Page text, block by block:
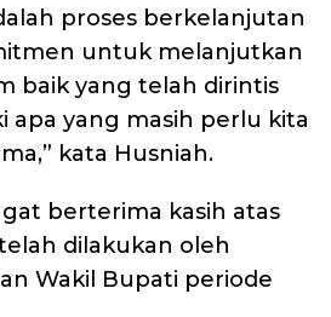
proses berkelanjutan
untuk melanjutkan
baik yang telah dirintis
apa yang masih perlu kita
kata Husniah.
berterima kasih atas
dilakukan oleh
Wakil Bupati periode